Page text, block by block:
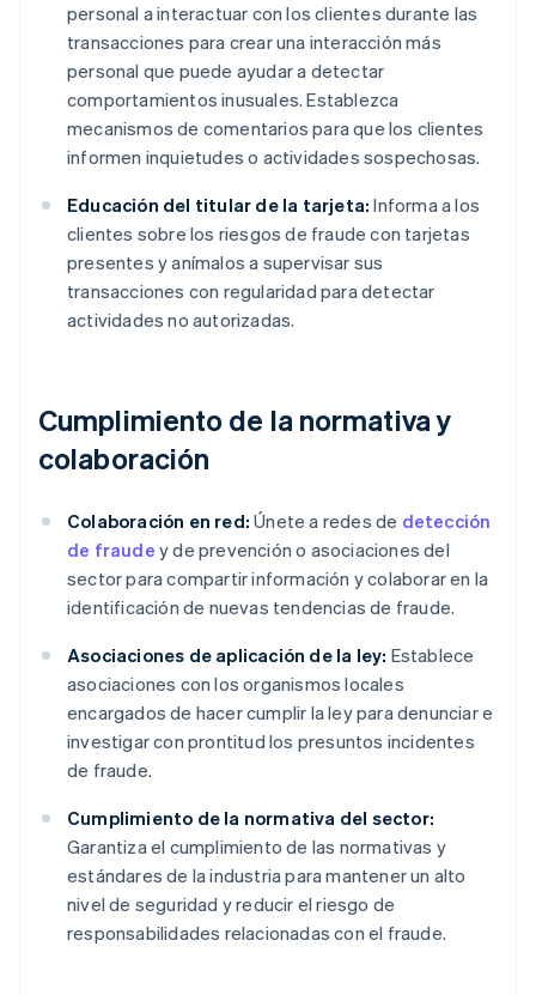
personal a interactuar con los clientes durante las
transacciones para crear una interacción más
personal que puede ayudar a detectar
comportamientos inusuales. Establezca
mecanismos de comentarios para que los clientes
informen inquietudes o actividades sospechosas.
Educación del titular de la tarjeta: Informa a los
clientes sobre los riesgos de fraude con tarjetas
presentes y anímalos a supervisar sus
transacciones con regularidad para detectar
actividades no autorizadas.
Cumplimiento de la normativa y
colaboración
Colaboración en red: Únete a redes de detección
de fraude y de prevención o asociaciones del
sector para compartir información y colaborar en la
identificación de nuevas tendencias de fraude.
Asociaciones de aplicación de la ley: Establece
asociaciones con los organismos locales
encargados de hacer cumplir la ley para denunciar e
investigar con prontitud los presuntos incidentes
de fraude.
Cumplimiento de la normativa del sector:
Garantiza el cumplimiento de las normativas y
estándares de la industria para mantener un alto
nivel de seguridad y reducir el riesgo de
responsabilidades relacionadas con el fraude.